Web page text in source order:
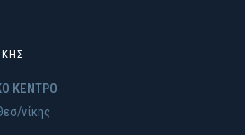
ΚΕΝΤΡΟ
νίκης